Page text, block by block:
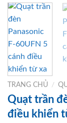
TRANG CHỦ /
Quạt trần
điều khiển